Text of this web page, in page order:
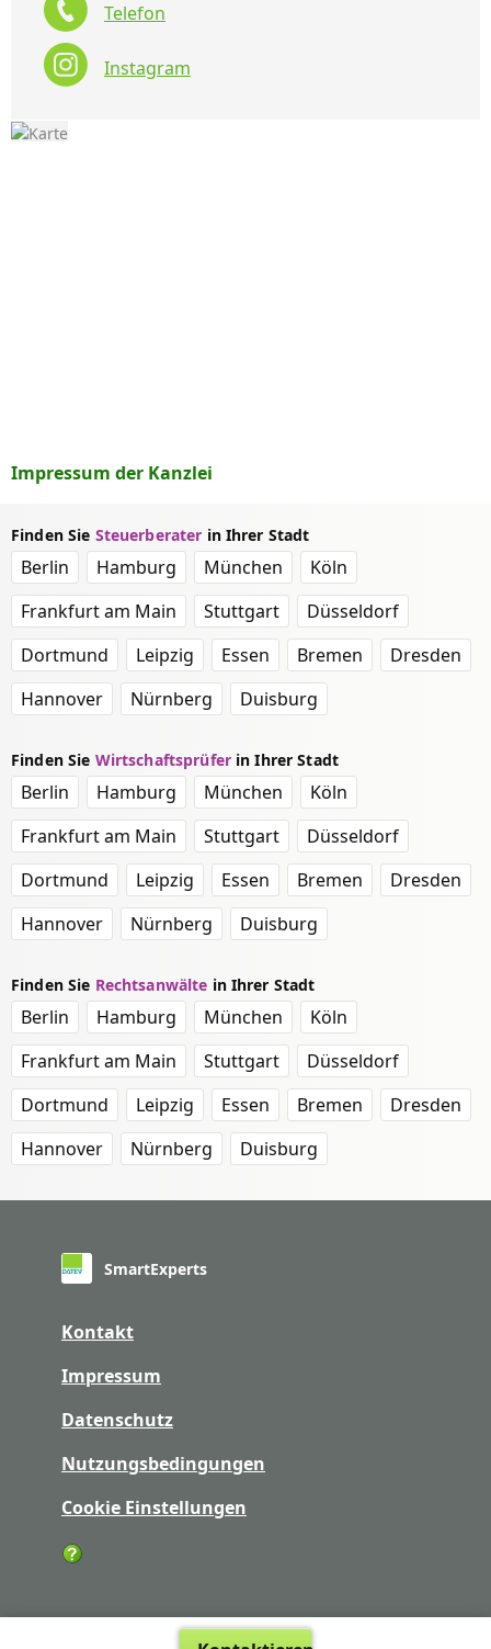
Telefon
Instagram
Impressum der Kanzlei
Finden Sie Steuerberater in Ihrer Stadt
Berlin Hamburg München
Köln
Frankfurt am Main
Stuttgart
Düsseldorf
Dortmund
Leipzig Essen Bremen
Dresden
Hannover
Nürnberg Duisburg
Finden Sie Wirtschaftsprüferin Ihrer Stadt
Berlin Hamburg München
Köln
Frankfurt am Main
Stuttgart
Düsseldorf
Dortmund
Leipzig Essen Bremen
Dresden
Hannover
Nürnberg Duisburg
Finden Sie Rechtsanwälte in Ihrer Stadt
Berlin Hamburg München
Köln
Frankfurt am Main
Stuttgart
Düsseldorf
Dortmund
Leipzig Essen Bremen
Dresden
Hannover
Nürnberg Duisburg
SmartExperts
Kontakt
Impressum
Datenschutz
Nutzungsbedingungen
Cookie Einstellungen